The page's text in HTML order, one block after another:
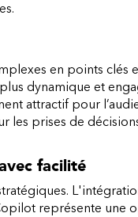
en points clés
dynamique et
attractif pour
les prises de
facilité
représente une